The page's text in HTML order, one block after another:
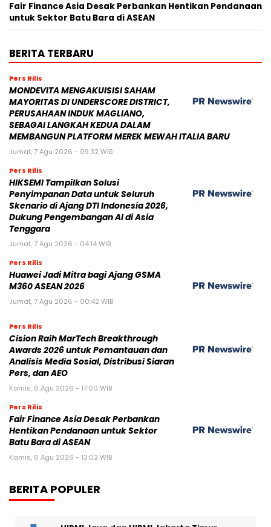
Fair Finance Asia Desak Perbankan Hentikan Pendanaan
untuk Sektor Batu Bara di ASEAN
BERITA TERBARU
Pers Rilis
MONDEVITA MENGAKUISISI SAHAM
MAYORITAS DI UNDERSCORE DISTRICT,
PERUSAHAAN INDUK MAGLIANO,
SEBAGAI LANGKAH KEDUA DALAM
MEMBANGUN PLATFORM MEREK MEWAH ITALIA BARU
Jumat, 7 Agu 2026 - 09:32 WIB
Pers Rilis
HIKSEMI Tampilkan Solusi
Penyimpanan Data untuk Seluruh
Skenario di Ajang DTI Indonesia 2026,
Dukung Pengembangan AI di Asia
Tenggara
Jumat, 7 Agu 2026 - 04:14 WIB
Pers Rilis
Huawei Jadi Mitra bagi Ajang GSMA
M360 ASEAN 2026
Jumat, 7 Agu 2026 - 00:42 WIB
Pers Rilis
Cision Raih MarTech Breakthrough
Awards 2026 untuk Pemantauan dan
Analisis Media Sosial, Distribusi Siaran
Pers, dan AEO
Kamis, 6 Agu 2026 - 17:00 WIB
Pers Rilis
Fair Finance Asia Desak Perbankan
Hentikan Pendanaan untuk Sektor
Batu Bara di ASEAN
Kamis, 6 Agu 2026 - 13:02 WIB
BERITA POPULER